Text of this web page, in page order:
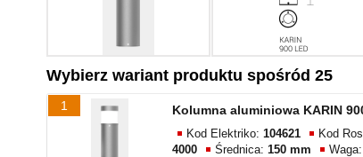
Wybierz wariant produktu spośród 25
1 Kolumna aluminiowa KARIN
Kod Elektriko: 104621 Kod
4000
Średnica: 150 mm Waga: